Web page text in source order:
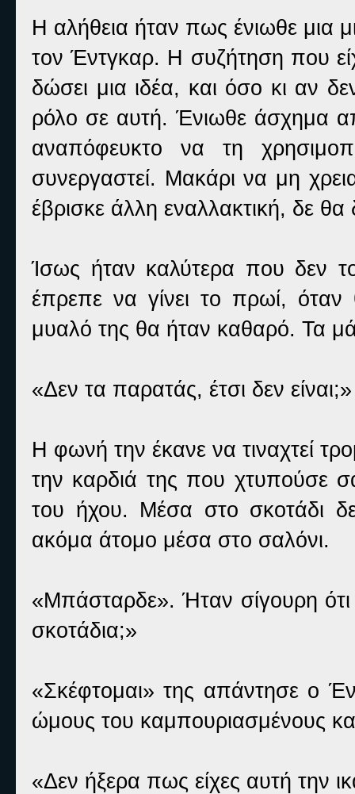
Η αλήθεια ήταν πως ένιωθε μια
τον Έντγκαρ. Η συζήτηση που
δώσει μια ιδέα, και όσο κι αν
ρόλο σε αυτή. Ένιωθε άσχημα
αναπόφευκτο να τη
συνεργαστεί. Μακάρι να μη
έβρισκε άλλη εναλλακτική, δε θα
Ίσως ήταν καλύτερα που δεν
έπρεπε να γίνει το πρωί,
μυαλό της θα ήταν καθαρό. Τα
«Δεν τα παρατάς, έτσι δεν είναι;»
Η φωνή την έκανε να τιναχτεί
την καρδιά της που χτυπούσε
του ήχου. Μέσα στο σκοτάδι
ακόμα άτομο μέσα στο σαλόνι.
«Μπάσταρδε». Ήταν σίγουρη ότι
σκοτάδια;»
«Σκέφτομαι» της απάντησε ο
ώμους του καμπουριασμένους
«Δεν ήξερα πως είχες αυτή την